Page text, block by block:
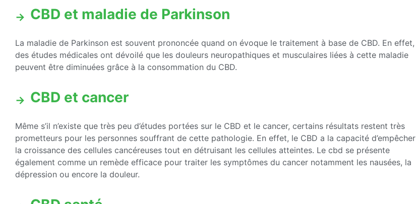
CBD et maladie de Parkinson
La maladie de Parkinson est souvent prononcée quand on évoque le traitement à base de CBD. En effet,
des études médicales ont dévoilé que les douleurs neuropathiques et musculaires liées à cette maladie
peuvent être diminuées grâce à la consommation du CBD.
CBD et cancer
Même s’il n’existe que très peu d’études portées sur le CBD et le cancer, certains résultats restent très
prometteurs pour les personnes souffrant de cette pathologie. En effet, le CBD a la capacité d’empêcher
la croissance des cellules cancéreuses tout en détruisant les cellules atteintes. Le cbd se présente
également comme un remède efficace pour traiter les symptômes du cancer notamment les nausées, la
dépression ou encore la douleur.